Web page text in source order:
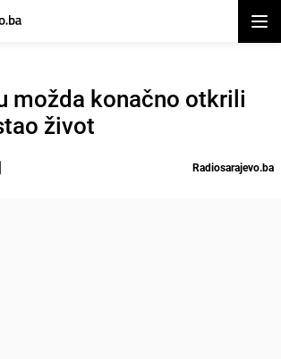
možda konačno otkrili
život
Radiosarajevo.ba